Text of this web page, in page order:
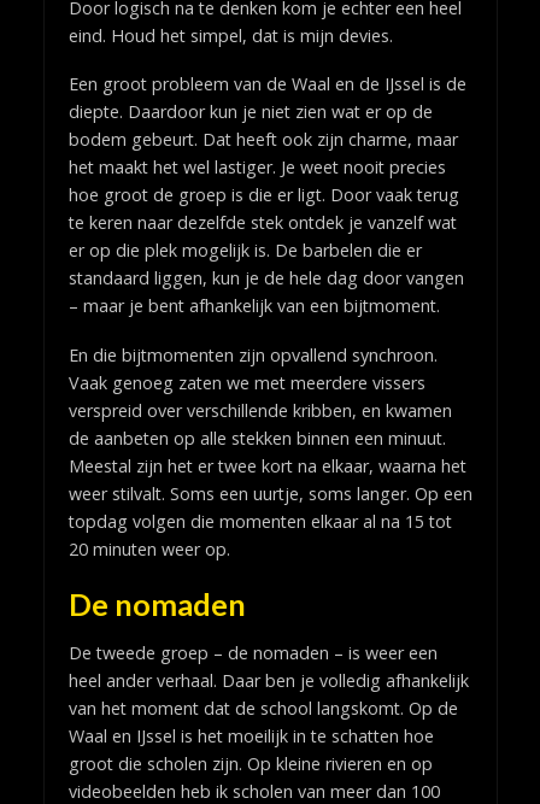
Door logisch na te denken kom je echter een heel
eind. Houd het simpel, dat is mijn devies.
Een groot probleem van de Waal en de IJssel is de
diepte. Daardoor kun je niet zien wat er op de
bodem gebeurt. Dat heeft ook zijn charme, maar
het maakt het wel lastiger. Je weet nooit precies
hoe groot de groep is die er ligt. Door vaak terug
te keren naar dezelfde stek ontdek je vanzelf wat
er op die plek mogelijk is. De barbelen die er
standaard liggen, kun je de hele dag door vangen
– maar je bent afhankelijk van een bijtmoment.
En die bijtmomenten zijn opvallend synchroon.
Vaak genoeg zaten we met meerdere vissers
verspreid over verschillende kribben, en kwamen
de aanbeten op alle stekken binnen een minuut.
Meestal zijn het er twee kort na elkaar, waarna het
weer stilvalt. Soms een uurtje, soms langer. Op een
topdag volgen die momenten elkaar al na 15 tot
20 minuten weer op.
De nomaden
De tweede groep – de nomaden – is weer een
heel ander verhaal. Daar ben je volledig afhankelijk
van het moment dat de school langskomt. Op de
Waal en IJssel is het moeilijk in te schatten hoe
groot die scholen zijn. Op kleine rivieren en op
videobeelden heb ik scholen van meer dan 100